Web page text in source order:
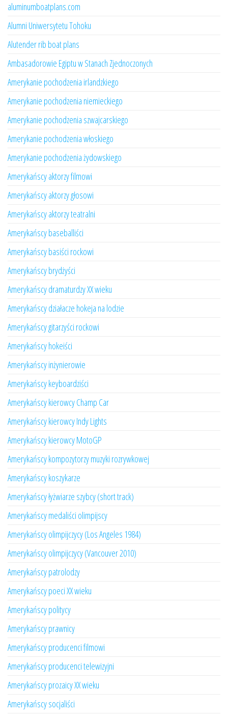
aluminumboatplans.com
Alumni Uniwersytetu Tohoku
Alutender rib boat plans
Ambasadorowie Egiptu w Stanach Zjednoczonych
Amerykanie pochodzenia irlandzkiego
Amerykanie pochodzenia niemieckiego
Amerykanie pochodzenia szwajcarskiego
Amerykanie pochodzenia włoskiego
Amerykanie pochodzenia żydowskiego
Amerykańscy aktorzy filmowi
Amerykańscy aktorzy głosowi
Amerykańscy aktorzy teatralni
Amerykańscy baseballiści
Amerykańscy basiści rockowi
Amerykańscy brydżyści
Amerykańscy dramaturdzy XX wieku
Amerykańscy działacze hokeja na lodzie
Amerykańscy gitarzyści rockowi
Amerykańscy hokeiści
Amerykańscy inżynierowie
Amerykańscy keyboardziści
Amerykańscy kierowcy Champ Car
Amerykańscy kierowcy Indy Lights
Amerykańscy kierowcy MotoGP
Amerykańscy kompozytorzy muzyki rozrywkowej
Amerykańscy koszykarze
Amerykańscy łyżwiarze szybcy (short track)
Amerykańscy medaliści olimpijscy
Amerykańscy olimpijczycy (Los Angeles 1984)
Amerykańscy olimpijczycy (Vancouver 2010)
Amerykańscy patrolodzy
Amerykańscy poeci XX wieku
Amerykańscy politycy
Amerykańscy prawnicy
Amerykańscy producenci filmowi
Amerykańscy producenci telewizyjni
Amerykańscy prozaicy XX wieku
Amerykańscy socjaliści